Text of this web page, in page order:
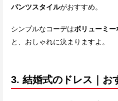
パンツスタイルがおすすめ。
シンプルなコーデはボリューミ
と、おしゃれに決まりますよ。
3. 結婚式のドレス｜お